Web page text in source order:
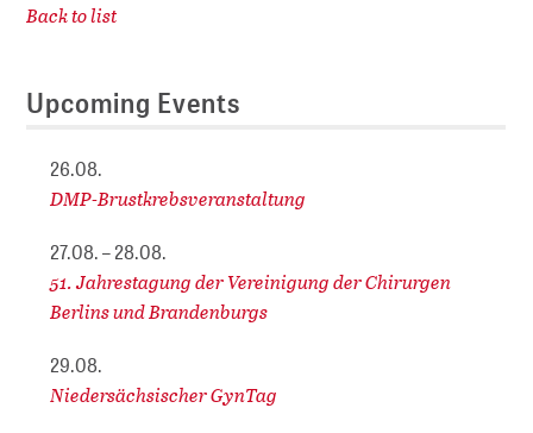
Back to list
Upcoming Events
26.08.
DMP-Brustkrebsveranstaltung
27.08. – 28.08.
51. Jahrestagung der Vereinigung der Chirurgen
Berlins und Brandenburgs
29.08.
Niedersächsischer GynTag